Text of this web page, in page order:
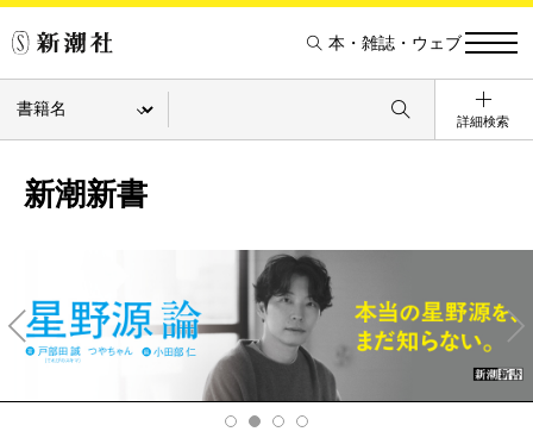
本・雑誌・ウェブ
詳細検索
新潮新書
v
Ne
xt